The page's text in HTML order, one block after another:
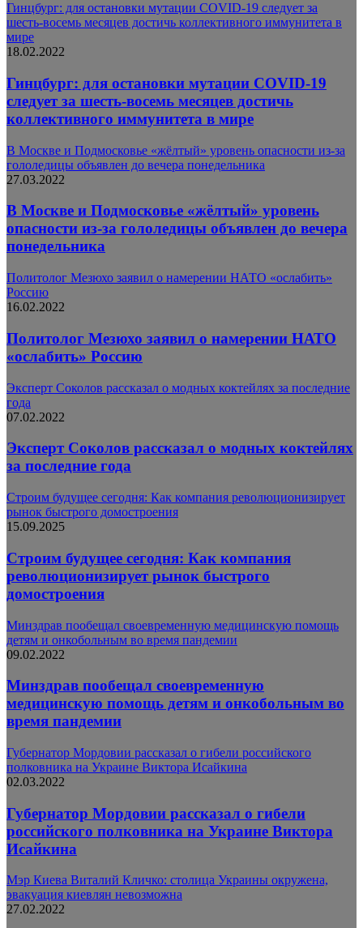
Гинцбург: для остановки мутации COVID-19 следует за
шесть-восемь месяцев достичь коллективного иммунитета в
мире
18.02.2022
Гинцбург: для остановки мутации COVID-19
следует за шесть-восемь месяцев достичь
коллективного иммунитета в мире
В Москве и Подмосковье «жёлтый» уровень опасности из-за
гололедицы объявлен до вечера понедельника
27.03.2022
В Москве и Подмосковье «жёлтый» уровень
опасности из-за гололедицы объявлен до вечера
понедельника
Политолог Мезюхо заявил о намерении НАТО «ослабить»
Россию
16.02.2022
Политолог Мезюхо заявил о намерении НАТО
«ослабить» Россию
Эксперт Соколов рассказал о модных коктейлях за последние
года
07.02.2022
Эксперт Соколов рассказал о модных коктейлях
за последние года
Строим будущее сегодня: Как компания революционизирует
рынок быстрого домостроения
15.09.2025
Строим будущее сегодня: Как компания
революционизирует рынок быстрого
домостроения
Минздрав пообещал своевременную медицинскую помощь
детям и онкобольным во время пандемии
09.02.2022
Минздрав пообещал своевременную
медицинскую помощь детям и онкобольным во
время пандемии
Губернатор Мордовии рассказал о гибели российского
полковника на Украине Виктора Исайкина
02.03.2022
Губернатор Мордовии рассказал о гибели
российского полковника на Украине Виктора
Исайкина
Мэр Киева Виталий Кличко: столица Украины окружена,
эвакуация киевлян невозможна
27.02.2022